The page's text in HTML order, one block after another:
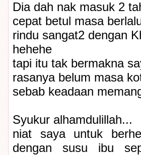
Dia dah nak masuk 2
cepat betul masa
rindu sangat2 dengan
hehehe
tapi itu tak bermakna
rasanya belum masa
sebab keadaan
Syukur alhamdulillah...
niat saya untuk
dengan susu ibu